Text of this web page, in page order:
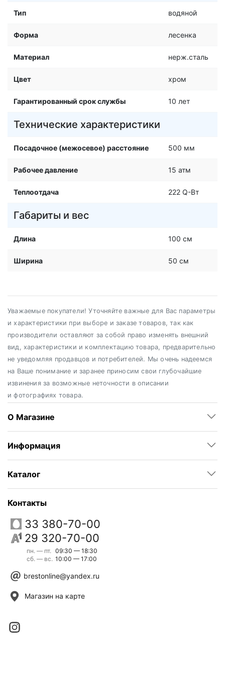
Тип водяной
Форма лесенка
Материал нерж.сталь
Цвет хром
Гарантированный срок службы 10 лет
Технические характеристики
Посадочное (межосевое) расстояние 500 мм
Рабочее давление 15 атм
Теплоотдача 222 Q-Вт
Габариты и вес
Длина 100 см
Ширина 50 см
Уважаемые покупатели! Уточняйте важные для Вас параметры
и характеристики при выборе и заказе товаров, так как
производители оставляют за собой право изменять внешний
вид, характеристики и комплектацию товара, предварительно
не уведомляя продавцов и потребителей. Мы очень надеемся
на Ваше понимание и заранее приносим свои глубочайшие
извинения за возможные неточности в описании
и фотографиях товара.
О Магазине
Информация
Каталог
Контакты
33 380-70-00
29 320-70-00
пн. — пт.
сб. — вс.
09:30 — 18:30
10:00 — 17:00
brestonline@yandex.ru
Магазин на карте